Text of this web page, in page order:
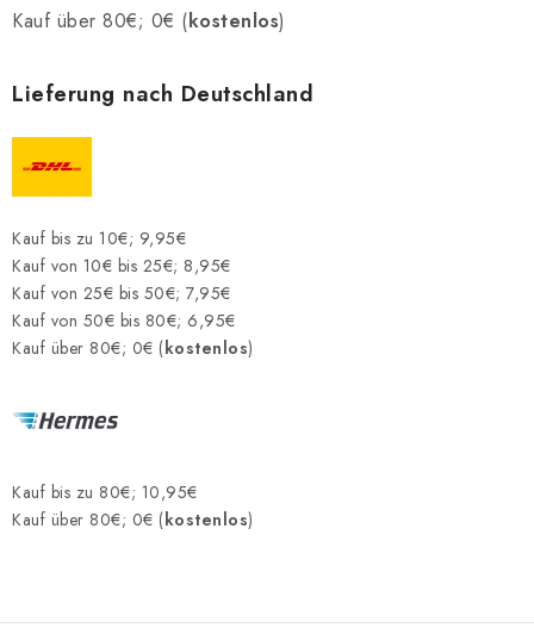
Geschäftsbedingungen
Kauf über 80€; 0€ (kostenlos)
Lieferung nach Deutschland
Kauf bis zu 10€; 9,95€
Kauf von 10€ bis 25€; 8,95€
Kauf von 25€ bis 50€; 7,95€
Kauf von 50€ bis 80€; 6,95€
Kauf über 80€; 0€ (kostenlos)
Kauf bis zu 80€; 10,95€
Kauf über 80€; 0€ (kostenlos)